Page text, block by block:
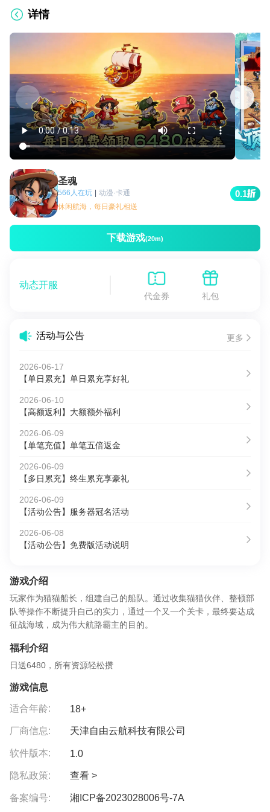
详情
圣魂
566人在玩 | 动漫·卡通
休闲航海，每日豪礼相送
0.1
下载游戏(20m)
动态开服
代金券 礼包
活动与公告 更多
2026-06-17
【单日累充】单日累充享好礼
2026-06-10
【高额返利】大额额外福利
2026-06-09
【单笔充值】单笔五倍返金
2026-06-09
【多日累充】终生累充享豪礼
2026-06-09
【活动公告】服务器冠名活动
2026-06-08
【活动公告】免费版活动说明
游戏介绍
玩家作为猫猫船长，组建自己的船队。通过收集猫猫伙伴、整顿部
队等操作不断提升自己的实力，通过一个又一个关卡，最终要达成
征战海域，成为伟大航路霸主的目的。
福利介绍
日送6480，所有资源轻松攒
游戏信息
适合年龄: 18+
厂商信息: 天津自由云航科技有限公司
软件版本: 1.0
隐私政策: 查看 >
备案编号: 湘ICP备2023028006号-7A